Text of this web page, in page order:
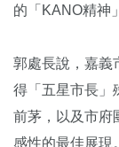
的「KANO精神
郭處長說，嘉義
得「五星市長」
前茅，以及市府
感性的最佳展現。